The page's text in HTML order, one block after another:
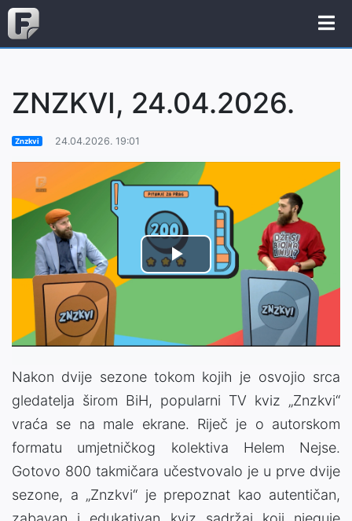
ZNZKVI, 24.04.2026.
Znzkvi 24.04.2026. 19:01
Play
Nakon dvije sezone tokom kojih je osvojio srca
gledatelja širom BiH, popularni TV kviz „Znzkvi“
vraća se na male ekrane. Riječ je o autorskom
formatu umjetničkog kolektiva Helem Nejse.
Gotovo 800 takmičara učestvovalo je u prve dvije
sezone, a „Znzkvi“ je prepoznat kao autentičan,